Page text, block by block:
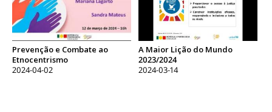
Prevenção e Combate ao
Etnocentrismo
2024-04-02
A Maior Lição do Mundo
2023/2024
2024-03-14